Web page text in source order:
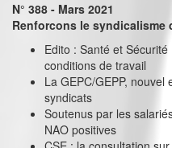
N° 388 - Mars 2021
Renforcons le syndicalisme
Edito : Santé et
conditions de travail
La GEPC/GEPP,
syndicats
Soutenus par les
NAO positives